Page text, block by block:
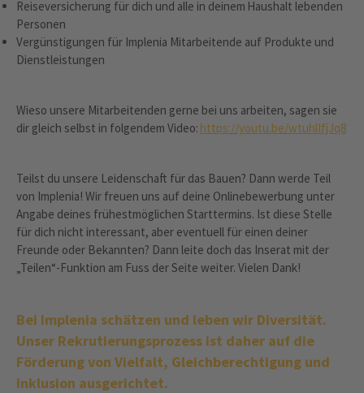
Reiseversicherung für dich und alle in deinem Haushalt lebenden
Personen
Vergünstigungen für Implenia Mitarbeitende auf Produkte und
Dienstleistungen
Wieso unsere Mitarbeitenden gerne bei uns arbeiten, sagen sie
dir gleich selbst in folgendem Video: https://youtu.be/wtuhlIfjJq8
Teilst du unsere Leidenschaft für das Bauen? Dann werde Teil
von Implenia! Wir freuen uns auf deine Onlinebewerbung unter
Angabe deines frühestmöglichen Starttermins. Ist diese Stelle
für dich nicht interessant, aber eventuell für einen deiner
Freunde oder Bekannten? Dann leite doch das Inserat mit der
„Teilen“-Funktion am Fuss der Seite weiter. Vielen Dank!
Bei Implenia schätzen und leben wir Diversität.
Unser Rekrutierungsprozess ist daher auf die
Förderung von Vielfalt, Gleichberechtigung und
Inklusion ausgerichtet.